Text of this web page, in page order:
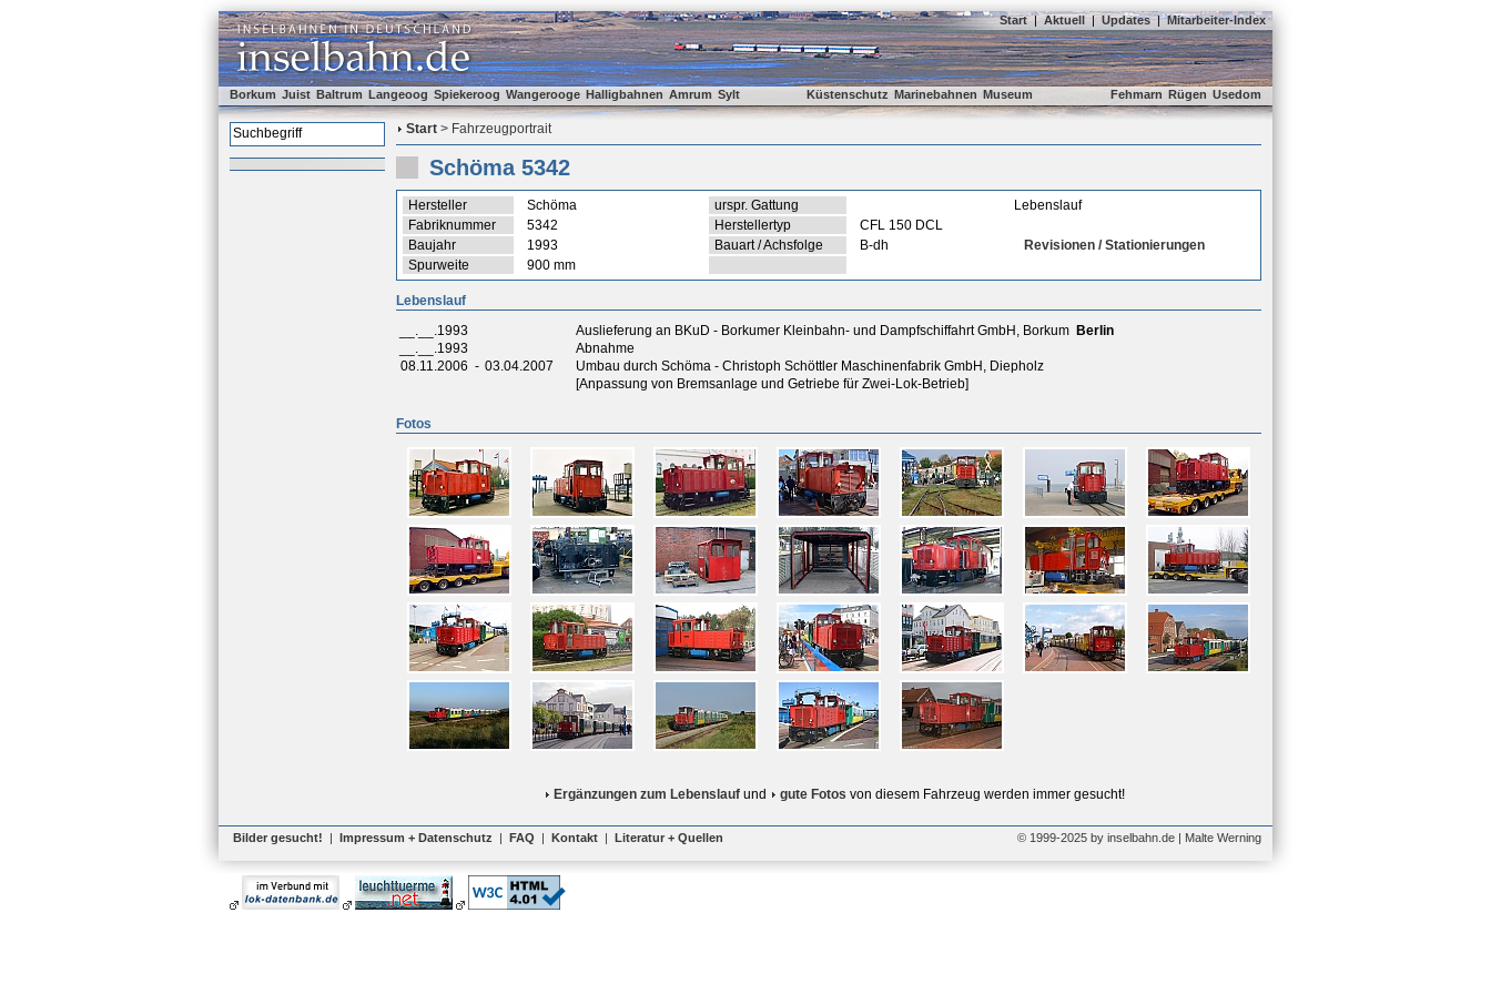
Start | Aktuell | Updates | Mitarbeiter-Index
Borkum Juist Baltrum Langeoog Spiekeroog Wangerooge Halligbahnen Amrum Sylt Küstenschutz Marinebahnen Museum Fehmarn Rügen Usedom
Start > Fahrzeugportrait
Schöma 5342
Hersteller Schöma urspr. Gattung
Lebenslauf
Fabriknummer
5342 Herstellertyp
CFL 150 DCL
Baujahr
1993 Bauart / Achsfolge B-dh
Revisionen / Stationierungen
Spurweite
900 mm
Lebenslauf
__.__.1993
Auslieferung an BKuD - Borkumer Kleinbahn- und Dampfschiffahrt GmbH, Borkum Berlin
__.__.1993
Abnahme
08.11.2006 - 03.04.2007
Umbau durch Schöma - Christoph Schöttler Maschinenfabrik GmbH, Diepholz
[Anpassung von Bremsanlage und Getriebe für Zwei-Lok-Betrieb]
Fotos
Ergänzungen zum Lebenslauf und gute Fotos von diesem Fahrzeug werden immer gesucht!
Bilder gesucht! | Impressum + Datenschutz | FAQ | Kontakt | Literatur + Quellen © 1999-2025 by inselbahn.de | Malte Werning